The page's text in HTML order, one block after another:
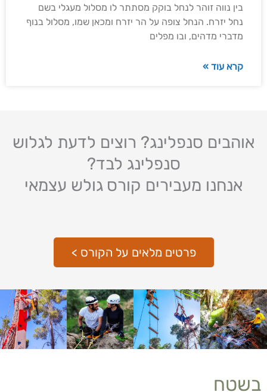
בין נווה זוהר לנחל בוקק מסתתר לו מסלול מעגלי בשם
נחל יזרח. הנחל צופה על הר יזרח ומכאן שמו, מסלול בנוף
מדברי מדהים, ובו מפלים
קרא עוד »
אוהבים סנפלינג? רוצים לדעת לגלוש
סנפלינג לבד?
אנחנו מעבירים קורס גולש עצמאי
פרטים מלאים על הקורס >
בשטח